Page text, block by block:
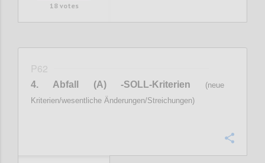
18votes
P62
4. Abfall (A) -SOLL-Kriterien
(neue
Kriterien/wesentliche Änderungen/Streichungen)